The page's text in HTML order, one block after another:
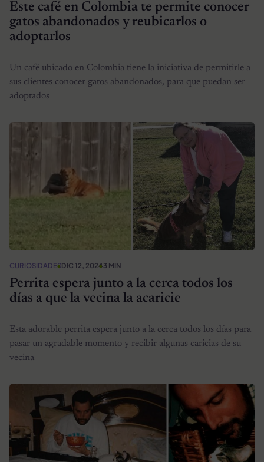
Este café en Colombia te permite conocer
gatos abandonados y reubicarlos o
adoptarlos
Un café ubicado en Colombia tiene la iniciativa de permitirle a
sus clientes conocer gatos abandonados, para que puedan ser
adoptados
CURIOSIDADESDIC 12, 20243 MIN
Perrita espera junto a la cerca todos los
días a que la vecina la acaricie
Esta adorable perrita espera junto a la cerca todos los días para
pasar un agradable momento y recibir algunas caricias de su
vecina